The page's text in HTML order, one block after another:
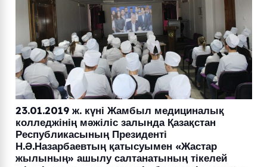
23.01.2019 ж. күні Жамбыл медициналық
колледжінің мәжіліс залында Қазақстан
Республикасының Президенті
Н.Ә.Назарбаевтың қатысуымен «Жастар
жылының» ашылу салтанатының тікелей